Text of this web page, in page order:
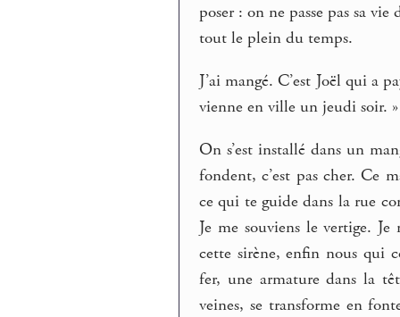
poser : on ne passe pas sa
tout le plein du temps.
J’ai mangé. C’est Joël qui a
vienne en ville un jeudi soir. »
On s’est installé dans un
fondent, c’est pas cher. Ce
ce qui te guide dans la rue
Je me souviens le vertige.
cette sirène, enfin nous qui
fer, une armature dans la
veines, se transforme en